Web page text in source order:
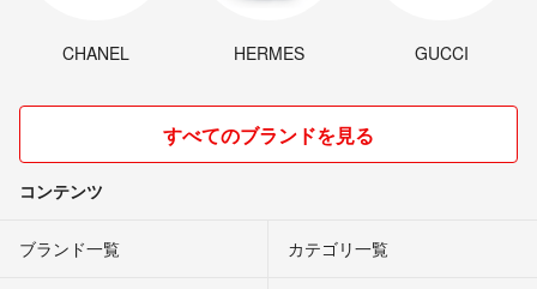
CHANEL HERMES GUCCI
すべてのブランドを見る
コンテンツ
ブランド一覧 カテゴリ一覧